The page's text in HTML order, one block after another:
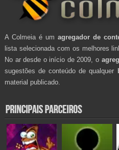
A Colmeia é um agregador de
lista selecionada com os melhores
No ar desde o início de 2009, o
sugestões de conteúdo de qualquer
material publicado.